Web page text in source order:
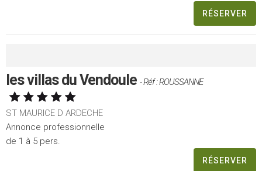
RÉSERVER
les villas du Vendoule - Réf : ROUSSANNE
ST MAURICE D ARDECHE
Annonce professionnelle
de 1 à 5 pers.
RÉSERVER